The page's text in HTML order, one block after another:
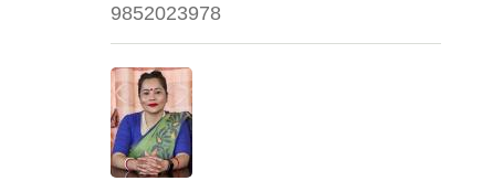
9852023978